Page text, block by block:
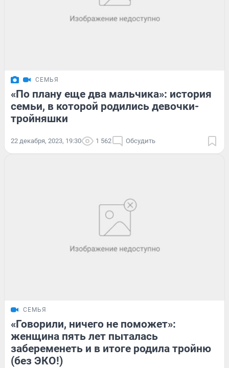
СЕМЬЯ
«По плану еще два мальчика»: история
семьи, в которой родились девочки-
тройняшки
22 декабря, 2023, 19:30 1 562 Обсудить
СЕМЬЯ
«Говорили, ничего не поможет»:
женщина пять лет пыталась
забеременеть и в итоге родила тройню
(без ЭКО!)